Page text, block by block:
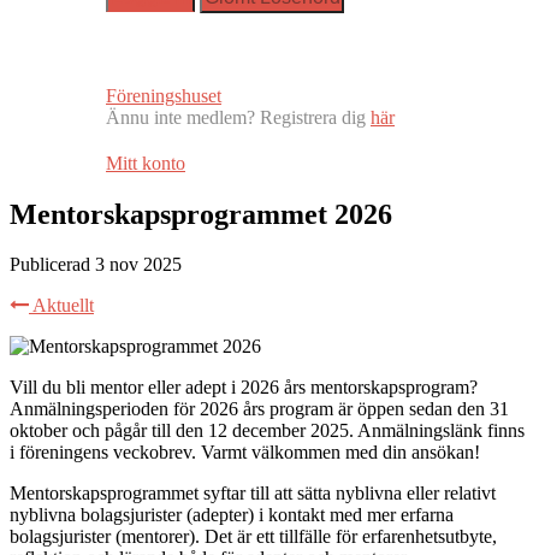
Föreningshuset
Ännu inte medlem? Registrera dig här
Mitt konto
Mentorskapsprogrammet 2026
Publicerad 3 nov 2025
Aktuellt
Vill du bli mentor eller adept i 2026 års mentorskapsprogram?
Anmälningsperioden för 2026 års program är öppen sedan den 31
oktober och pågår till den 12 december 2025. Anmälningslänk finns
i föreningens veckobrev. Varmt välkommen med din ansökan!
Mentorskapsprogrammet syftar till att sätta nyblivna eller relativt
nyblivna bolagsjurister (adepter) i kontakt med mer erfarna
bolagsjurister (mentorer). Det är ett tillfälle för erfarenhetsutbyte,